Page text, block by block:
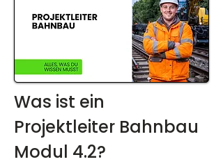
Was ist ein
Projektleiter Bahnbau
Modul 4.2?